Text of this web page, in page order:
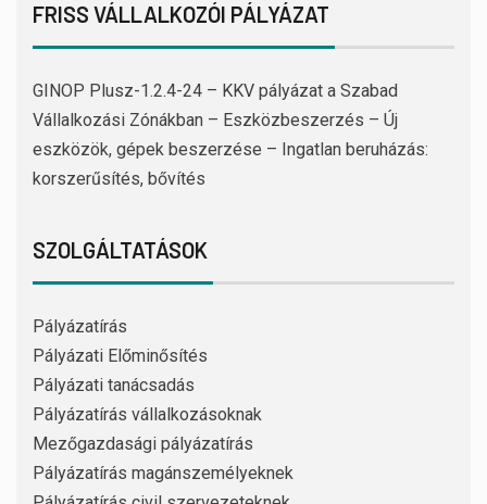
FRISS VÁLLALKOZÓI PÁLYÁZAT
GINOP Plusz-1.2.4-24 – KKV pályázat a Szabad
Vállalkozási Zónákban – Eszközbeszerzés – Új
eszközök, gépek beszerzése – Ingatlan beruházás:
korszerűsítés, bővítés
SZOLGÁLTATÁSOK
Pályázatírás
Pályázati Előminősítés
Pályázati tanácsadás
Pályázatírás vállalkozásoknak
Mezőgazdasági pályázatírás
Pályázatírás magánszemélyeknek